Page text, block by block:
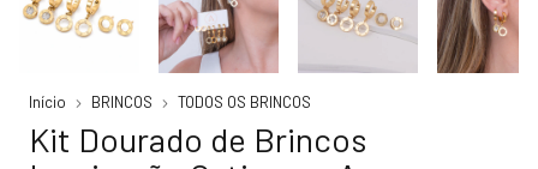
Início BRINCOS TODOS OS BRINCOS
Kit Dourado de Brincos